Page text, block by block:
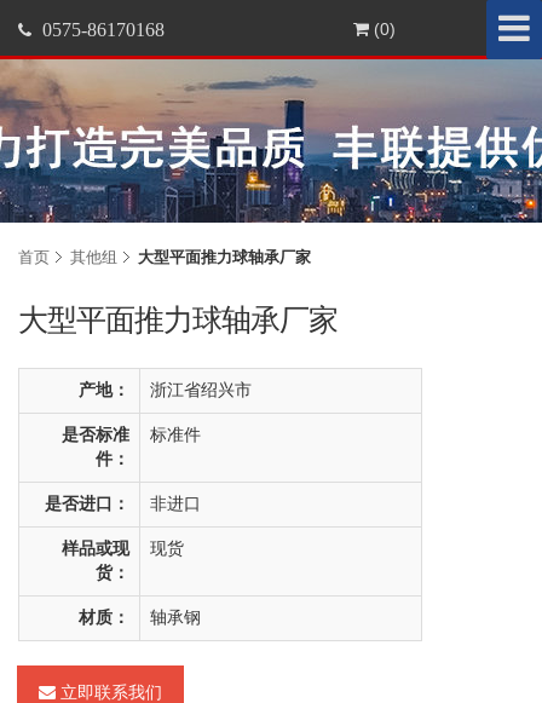
0575-86170168 (0)
首页 其他组 大型平面推力球轴承厂家
大型平面推力球轴承厂家
产地： 浙江省绍兴市
是否标准
件：
标准件
是否进口： 非进口
样品或现
货：
现货
材质： 轴承钢
立即联系我们